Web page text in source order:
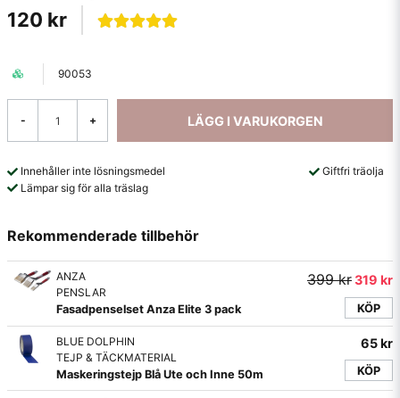
120 kr
90053
- + LÄGG I VARUKORGEN
Innehåller inte lösningsmedel
Giftfri träolja
Lämpar sig för alla träslag
Rekommenderade tillbehör
ANZA
PENSLAR
Fasadpenselset Anza Elite 3 pack
399 kr319 kr
KÖP
BLUE DOLPHIN
TEJP & TÄCKMATERIAL
Maskeringstejp Blå Ute och Inne 50m
65 kr
KÖP